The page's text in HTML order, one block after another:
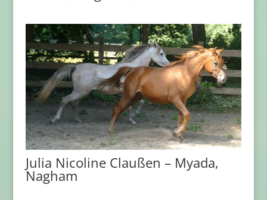
Julia Nicoline Claußen – Myada,
Nagham